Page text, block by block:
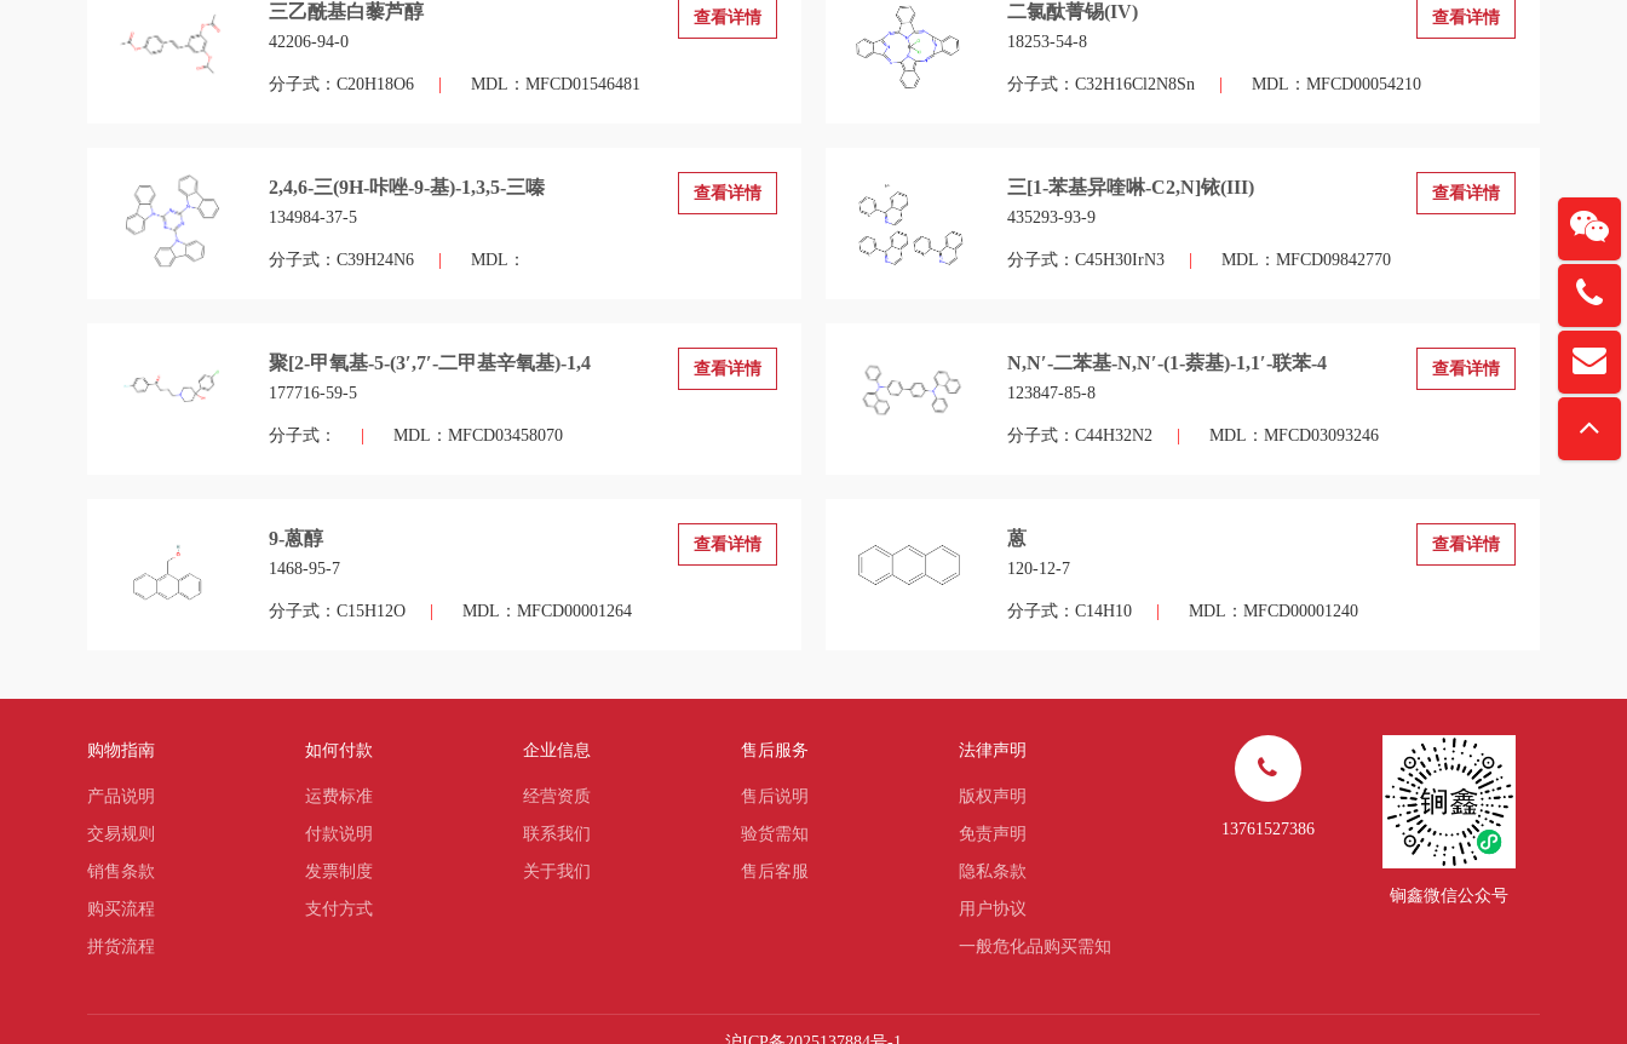
查看详情
三乙酰基白藜芦醇
42206-94-0
分子式：C20H18O6 MDL：MFCD01546481
查看详情
二氯酞菁锡(IV)
18253-54-8
分子式：C32H16Cl2N8Sn MDL：MFCD00054210
查看详情
2,4,6-三(9H-咔唑-9-基)-1,3,5-三嗪
134984-37-5
分子式：C39H24N6 MDL：
查看详情
三[1-苯基异喹啉-C2,N]铱(III)
435293-93-9
分子式：C45H30IrN3 MDL：MFCD09842770
查看详情
聚[2-甲氧基-5-(3′,7′-二甲基辛氧基)-1,4
177716-59-5
分子式： MDL：MFCD03458070
查看详情
N,N′-二苯基-N,N′-(1-萘基)-1,1′-联苯-4
123847-85-8
分子式：C44H32N2 MDL：MFCD03093246
查看详情
9-蒽醇
1468-95-7
分子式：C15H12O MDL：MFCD00001264
查看详情
蒽
120-12-7
分子式：C14H10 MDL：MFCD00001240
购物指南
产品说明
交易规则
销售条款
购买流程
拼货流程
如何付款
运费标准
付款说明
发票制度
支付方式
企业信息
经营资质
联系我们
关于我们
售后服务
售后说明
验货需知
售后客服
法律声明
版权声明
免责声明
隐私条款
用户协议
一般危化品购买需知
13761527386
锏鑫微信公众号
扫一
“